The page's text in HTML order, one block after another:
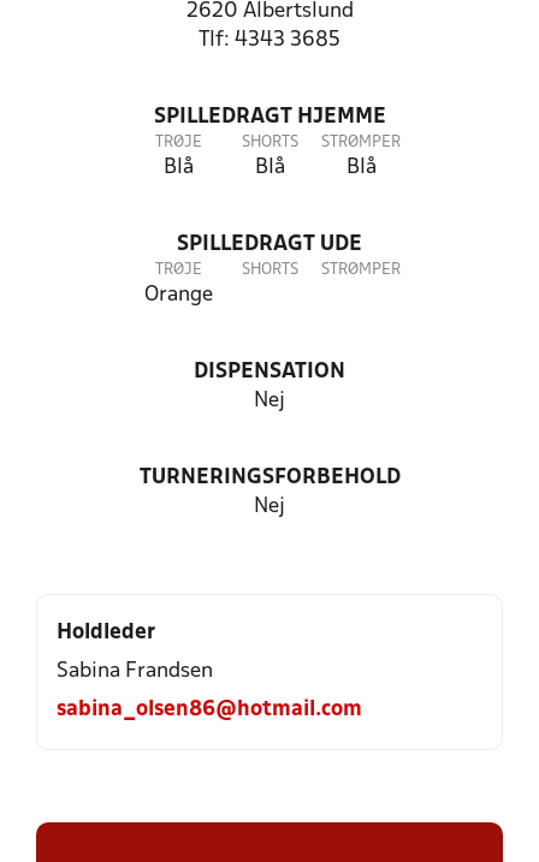
2620 Albertslund
Tlf: 4343 3685
SPILLEDRAGT HJEMME
TRØJE
Blå
SHORTS
Blå
STRØMPER
Blå
SPILLEDRAGT UDE
TRØJE
Orange
SHORTS STRØMPER
DISPENSATION
Nej
TURNERINGSFORBEHOLD
Nej
Holdleder
Sabina Frandsen
sabina_olsen86@hotmail.com